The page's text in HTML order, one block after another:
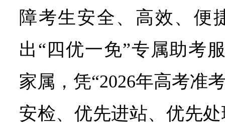
障考生安全、高效、便
出“四优一免”专属助考
家属，凭“2026年高考准
安检、优先进站、优先